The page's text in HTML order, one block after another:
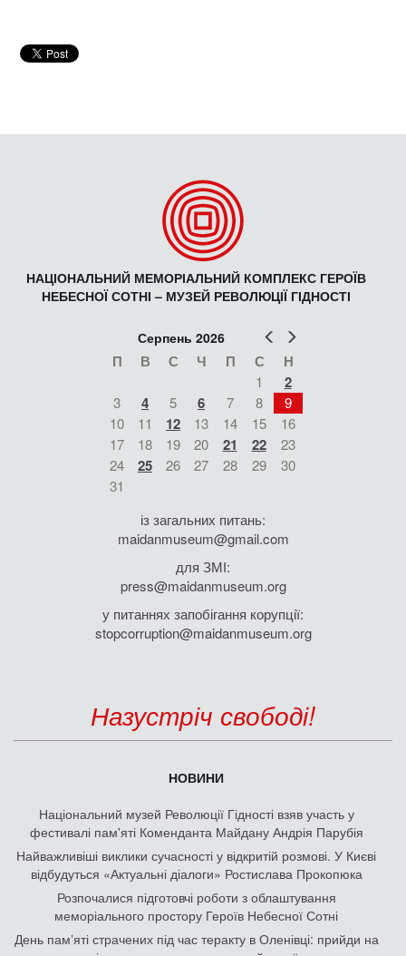
НАЦІОНАЛЬНИЙ МЕМОРІАЛЬНИЙ КОМПЛЕКС ГЕРОЇВ
НЕБЕСНОЇ СОТНІ – МУЗЕЙ РЕВОЛЮЦІЇ ГІДНОСТІ
Попер
Серпень 2026
П В С Ч П С Н
1 2
3 4 5 6 7 8
9
10
11 12 13 14 15
16
17
18 19 20 21 22
23
24
25 26 27 28 29
30
31
із загальних питань:
maidanmuseum@gmail.com
для ЗМІ:
press@maidanmuseum.org
у питаннях запобігання корупції:
stopcorruption@maidanmuseum.org
Назустріч свободі!
НОВИНИ
Національний музей Революції Гідності взяв участь у
фестивалі пам'яті Коменданта Майдану Андрія Парубія
Найважливіші виклики сучасності у відкритій розмові. У Києві
відбудуться «Актуальні діалоги» Ростислава Прокопюка
Розпочалися підготовчі роботи з облаштування
меморіального простору Героїв Небесної Сотні
День памʼяті страчених під час теракту в Оленівці: прийди на